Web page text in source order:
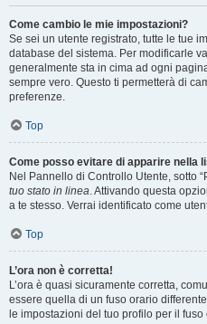
Come cambio le mie impostazioni?
Se sei un utente registrato, tutte le tue
database del sistema. Per modificarle
generalmente sta in cima ad ogni
sempre vero. Questo ti permetterà di
preferenze.
Top
Come posso evitare di apparire nella
Nel Pannello di Controllo Utente, sotto
tuo stato in linea. Attivando questa
a te stesso. Verrai identificato come
Top
L’ora non è corretta!
L’ora è quasi sicuramente corretta,
essere quella di un fuso orario
le impostazioni del tuo profilo per il